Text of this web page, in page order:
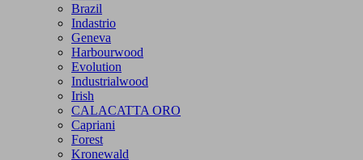
Brazil
Indastrio
Geneva
Harbourwood
Evolution
Industrialwood
Irish
CALACATTA ORO
Capriani
Forest
Kronewald